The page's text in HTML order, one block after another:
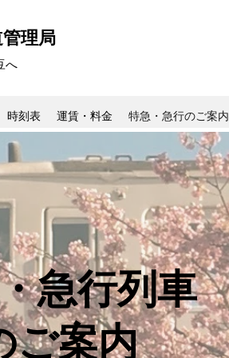
理局
へ
時刻表 運賃・料金 特急・急行のご案内
急行列車
ご案内